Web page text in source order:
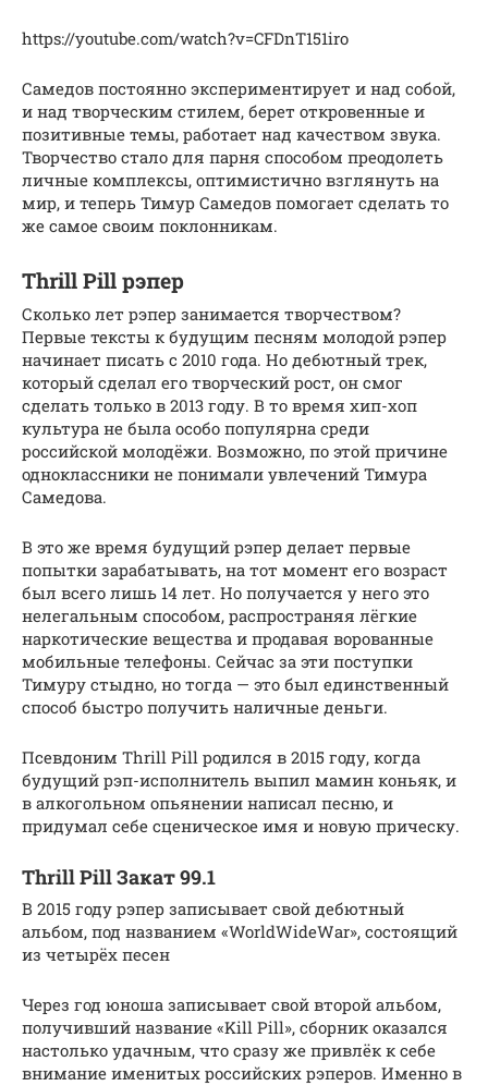
https://youtube.com/watch?v=CFDnT151iro
Самедов постоянно экспериментирует и над собой,
и над творческим стилем, берет откровенные и
позитивные темы, работает над качеством звука.
Творчество стало для парня способом преодолеть
личные комплексы, оптимистично взглянуть на
мир, и теперь Тимур Самедов помогает сделать то
же самое своим поклонникам.
Thrill Pill рэпер
Сколько лет рэпер занимается творчеством?
Первые тексты к будущим песням молодой рэпер
начинает писать с 2010 года. Но дебютный трек,
который сделал его творческий рост, он смог
сделать только в 2013 году. В то время хип-хоп
культура не была особо популярна среди
российской молодёжи. Возможно, по этой причине
одноклассники не понимали увлечений Тимура
Самедова.
В это же время будущий рэпер делает первые
попытки зарабатывать, на тот момент его возраст
был всего лишь 14 лет. Но получается у него это
нелегальным способом, распространяя лёгкие
наркотические вещества и продавая ворованные
мобильные телефоны. Сейчас за эти поступки
Тимуру стыдно, но тогда — это был единственный
способ быстро получить наличные деньги.
Псевдоним Thrill Pill родился в 2015 году, когда
будущий рэп-исполнитель выпил мамин коньяк, и
в алкогольном опьянении написал песню, и
придумал себе сценическое имя и новую прическу.
Thrill Pill Закат 99.1
В 2015 году рэпер записывает свой дебютный
альбом, под названием «WorldWideWar», состоящий
из четырёх песен
Через год юноша записывает свой второй альбом,
получивший название «Kill Pill», сборник оказался
настолько удачным, что сразу же привлёк к себе
внимание именитых российских рэперов. Именно в